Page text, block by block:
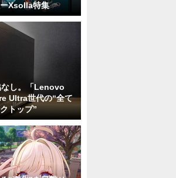
Xsolla特集
し。「Lenovo
Ultra世代の“全て
トップ”